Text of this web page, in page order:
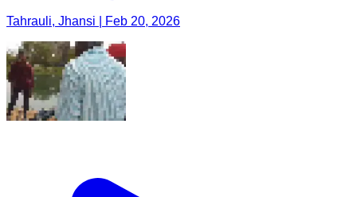
Tahrauli, Jhansi | Feb 20, 2026